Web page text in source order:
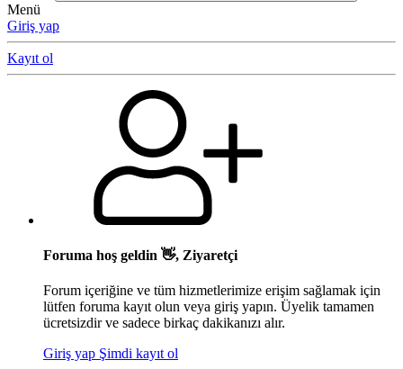
Menü
Giriş yap
Kayıt ol
Foruma hoş geldin 👋, Ziyaretçi
Forum içeriğine ve tüm hizmetlerimize erişim sağlamak için
lütfen foruma kayıt olun veya giriş yapın. Üyelik tamamen
ücretsizdir ve sadece birkaç dakikanızı alır.
Giriş yap Şimdi kayıt ol